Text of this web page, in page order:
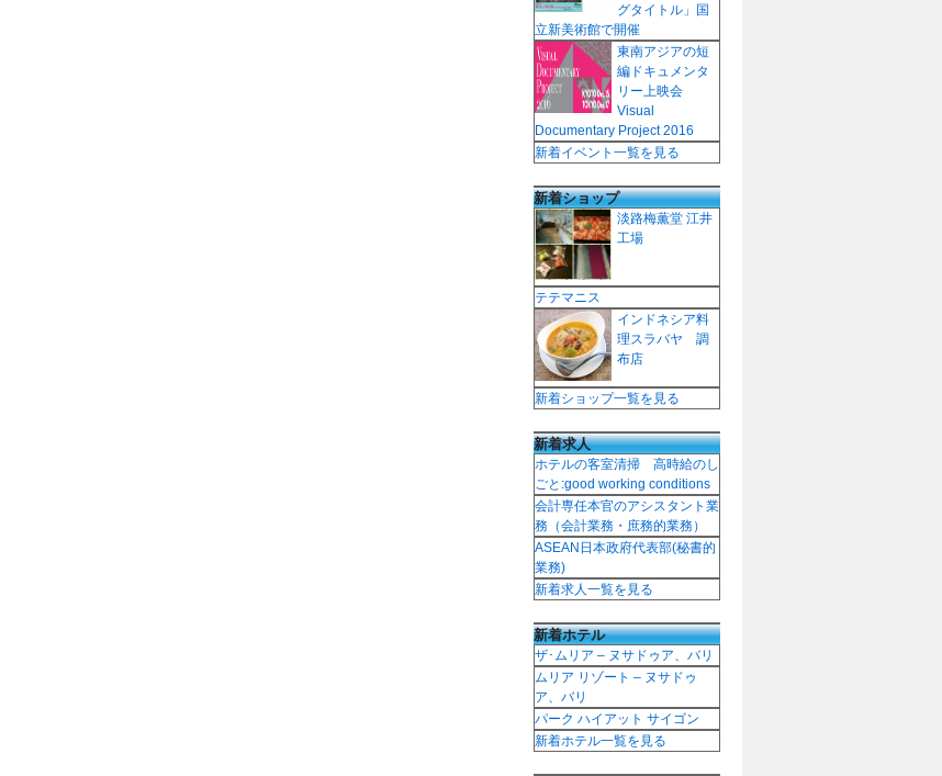
グタイトル」国
立新美術館で開催
東南アジアの短
編ドキュメンタ
リー上映会
Visual
Documentary Project 2016
新着イベント一覧を見る
新着ショップ
淡路梅薫堂 江井
工場
テテマニス
インドネシア料
理スラバヤ 調
布店
新着ショップ一覧を見る
新着求人
ホテルの客室清掃 高時給のし
ごと:good working conditions
会計専任本官のアシスタント業
務（会計業務・庶務的業務）
ASEAN日本政府代表部(秘書的
業務)
新着求人一覧を見る
新着ホテル
ザ･ムリア – ヌサドゥア、バリ
ムリア リゾート – ヌサドゥ
ア、バリ
パーク ハイアット サイゴン
新着ホテル一覧を見る